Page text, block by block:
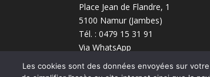
Place Jean de Flandre, 1
5100 Namur (Jambes)
Tél. : 0479 15 31 91
Via WhatsApp
info@anhaive.be
Les cookies sont des données envoyées sur